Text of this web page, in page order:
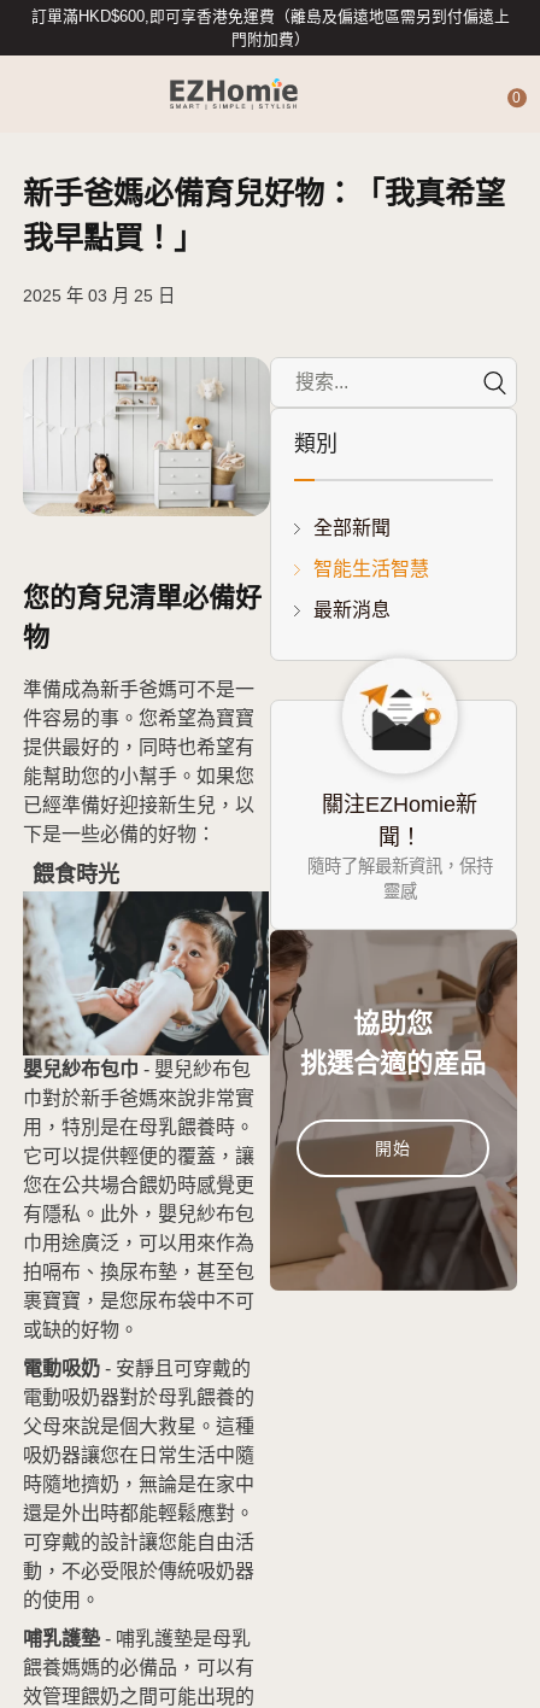
訂單滿HKD$600,即可享香港免運費（離島及偏遠地區需另到付偏遠上
門附加費）
4G攝影機
智能攝影機
專業數據存儲
智能入戶
促銷
0
新手爸媽必備育兒好物：「我真希望
我早點買！」
2025 年 03 月 25 日
您的育兒清單必備好
物
準備成為新手爸媽可不是一
件容易的事。您希望為寶寶
提供最好的，同時也希望有
能幫助您的小幫手。如果您
已經準備好迎接新生兒，以
下是一些必備的好物：
餵食時光
嬰兒紗布包巾 - 嬰兒紗布包
巾對於新手爸媽來說非常實
用，特別是在母乳餵養時。
它可以提供輕便的覆蓋，讓
您在公共場合餵奶時感覺更
有隱私。此外，嬰兒紗布包
巾用途廣泛，可以用來作為
拍嗝布、換尿布墊，甚至包
裹寶寶，是您尿布袋中不可
或缺的好物。
電動吸奶 - 安靜且可穿戴的
電動吸奶器對於母乳餵養的
父母來說是個大救星。這種
吸奶器讓您在日常生活中隨
時隨地擠奶，無論是在家中
還是外出時都能輕鬆應對。
可穿戴的設計讓您能自由活
動，不必受限於傳統吸奶器
的使用。
哺乳護墊 - 哺乳護墊是母乳
餵養媽媽的必備品，可以有
效管理餵奶之間可能出現的
類別
全部新聞
智能生活智慧
最新消息
關注EZHomie新
聞！
隨時了解最新資訊，保持
靈感
協助您
挑選合適的産品
開始